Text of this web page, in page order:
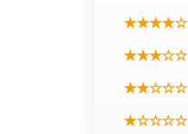
★★★★☆
★★★☆☆
★★☆☆☆
★☆☆☆☆